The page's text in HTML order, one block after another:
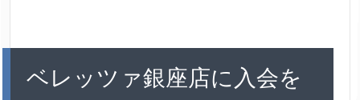
ベレッツァ銀座店に入会を